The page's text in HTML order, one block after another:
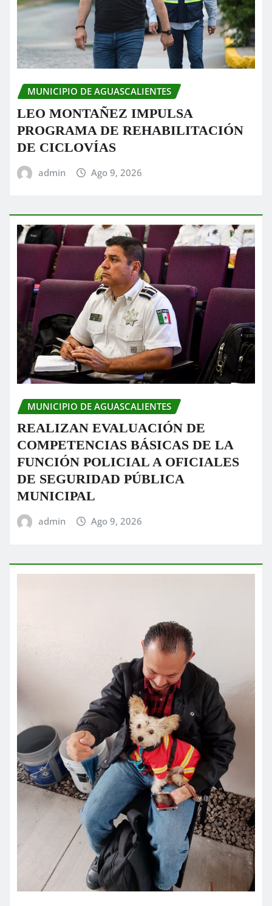
MUNICIPIO DE AGUASCALIENTES
LEO MONTAÑEZ IMPULSA
PROGRAMA DE REHABILITACIÓN
DE CICLOVÍAS
admin Ago 9, 2026
MUNICIPIO DE AGUASCALIENTES
REALIZAN EVALUACIÓN DE
COMPETENCIAS BÁSICAS DE LA
FUNCIÓN POLICIAL A OFICIALES
DE SEGURIDAD PÚBLICA
MUNICIPAL
admin Ago 9, 2026